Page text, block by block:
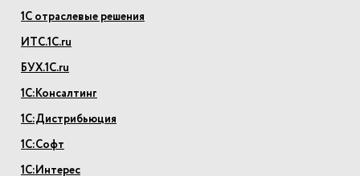
1С отраслевые решения
ИТС.1С.ru
БУХ.1С.ru
1С:Консалтинг
1С:Дистрибьюция
1С:Софт
1С:Интерес